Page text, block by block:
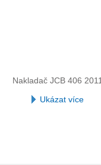
Nakladač JCB 406
Ukázat více